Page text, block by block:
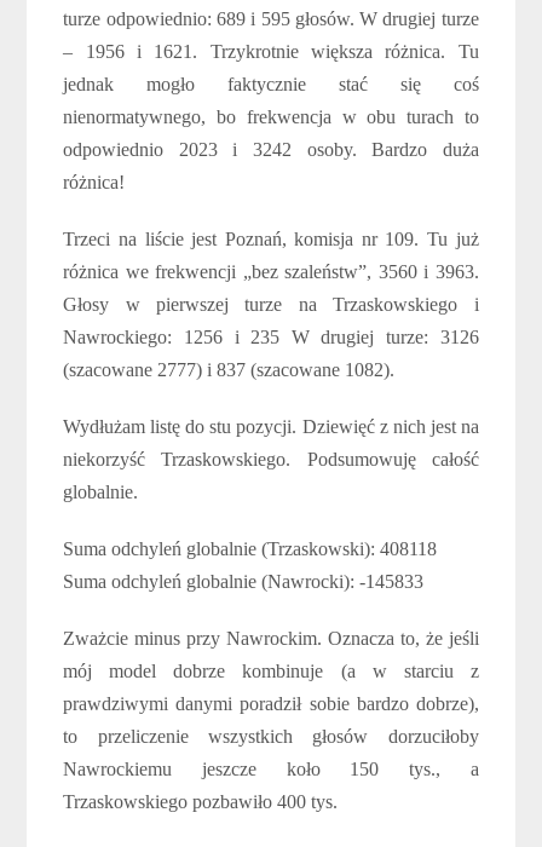
turze odpowiednio: 689 i 595 głosów. W drugiej turze
– 1956 i 1621. Trzykrotnie większa różnica. Tu
jednak mogło faktycznie stać się coś
nienormatywnego, bo frekwencja w obu turach to
odpowiednio 2023 i 3242 osoby. Bardzo duża
różnica!
Trzeci na liście jest Poznań, komisja nr 109. Tu już
różnica we frekwencji „bez szaleństw”, 3560 i 3963.
Głosy w pierwszej turze na Trzaskowskiego i
Nawrockiego: 1256 i 235 W drugiej turze: 3126
(szacowane 2777) i 837 (szacowane 1082).
Wydłużam listę do stu pozycji. Dziewięć z nich jest na
niekorzyść Trzaskowskiego. Podsumowuję całość
globalnie.
Suma odchyleń globalnie (Trzaskowski): 408118
Suma odchyleń globalnie (Nawrocki): -145833
Zważcie minus przy Nawrockim. Oznacza to, że jeśli
mój model dobrze kombinuje (a w starciu z
prawdziwymi danymi poradził sobie bardzo dobrze),
to przeliczenie wszystkich głosów dorzuciłoby
Nawrockiemu jeszcze koło 150 tys., a
Trzaskowskiego pozbawiło 400 tys.